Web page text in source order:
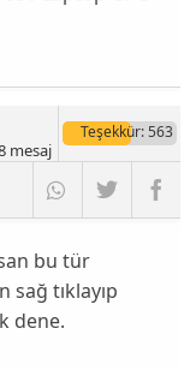
Teşekkür: 563
mesaj
bu tür
tıklayıp
dene.